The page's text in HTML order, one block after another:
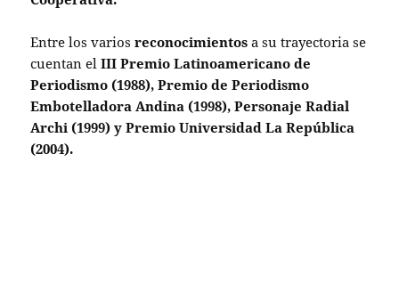
Entre los variosreconocimientosa su trayectoria se
cuentan elIII Premio Latinoamericano de
Periodismo (1988), Premio de Periodismo
Embotelladora Andina (1998), Personaje Radial
Archi (1999) y Premio Universidad La República
(2004).